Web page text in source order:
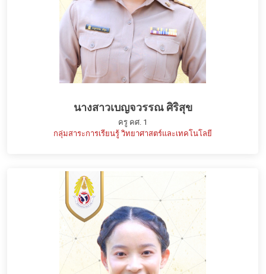
นางสาวเบญจวรรณ ศิริสุข
ครู คศ. 1
กลุ่มสาระการเรียนรู้ วิทยาศาสตร์และเทคโนโลยี